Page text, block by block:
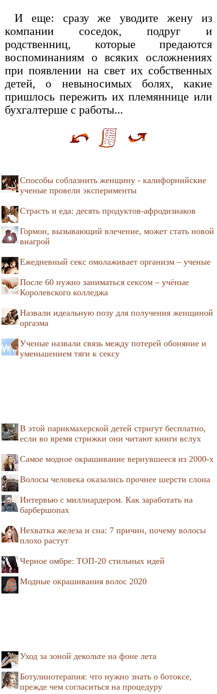
И еще: сразу же уводите жену из
компании соседок, подруг и
родственниц, которые предаются
воспоминаниям о всяких осложнениях
при появлении на свет их собственных
детей, о невыносимых болях, какие
пришлось пережить их племяннице или
бухгалтерше с работы...
Способы соблазнить женщину - калифорнийские
ученые провели эксперименты
Страсть и еда: десять продуктов-афродизиаков
Гормон, вызывающий влечение, может стать новой
виагрой
Ежедневный секс омолаживает организм – ученые
После 60 нужно заниматься сексом – учёные
Королевского колледжа
Назвали идеальную позу для получения женщиной
оргазма
Ученые назвали связь между потерей обоняние и
уменьшением тяги к сексу
В этой парикмахерской детей стригут бесплатно,
если во время стрижки они читают книги вслух
Самое модное окрашивание вернувшееся из 2000-х
Волосы человека оказались прочнее шерсти слона
Интервью с миллиардером. Как заработать на
барбершопах
Нехватка железа и сна: 7 причин, почему волосы
плохо растут
Черное омбре: ТОП-20 стильных идей
Модные окрашивания волос 2020
Уход за зоной декольте на фоне лета
Ботулинотерапия: что нужно знать о ботоксе,
прежде чем согласиться на процедуру